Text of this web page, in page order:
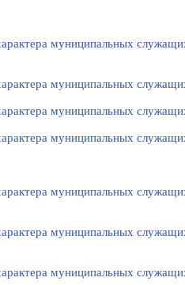
муниципальных
муниципальных
муниципальных
муниципальных
муниципальных
муниципальных
муниципальных